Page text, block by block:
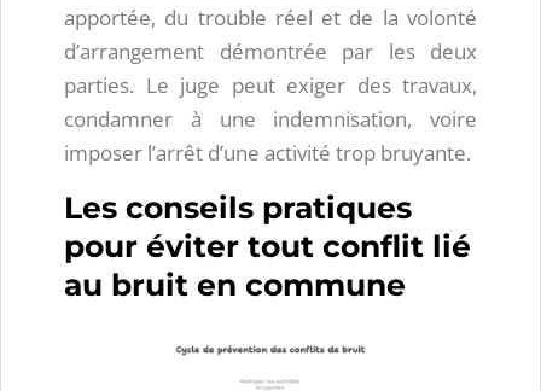
apportée, du trouble réel et de la volonté
d’arrangement démontrée par les deux
parties. Le juge peut exiger des travaux,
condamner à une indemnisation, voire
imposer l’arrêt d’une activité trop bruyante.
Les conseils pratiques
pour éviter tout conflit lié
au bruit en commune